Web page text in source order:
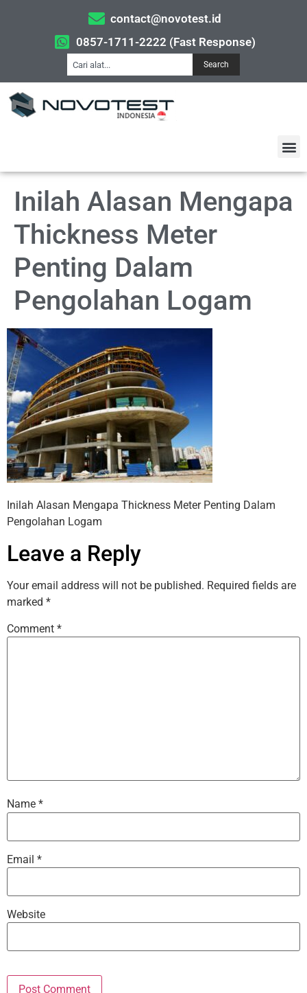
contact@novotest.id
0857-1711-2222 (Fast Response)
Search
Inilah Alasan Mengapa
Thickness Meter
Penting Dalam
Pengolahan Logam
Inilah Alasan Mengapa Thickness Meter Penting Dalam
Pengolahan Logam
Leave a Reply
Your email address will not be published. Required fields are
marked *
Comment *
Name *
Email *
Website